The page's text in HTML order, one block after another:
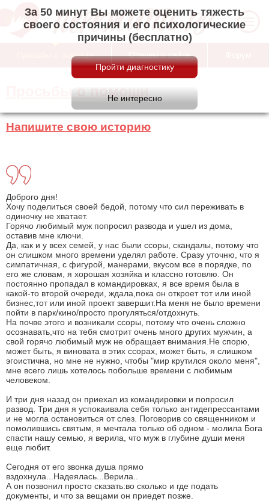
За 50 минут Вы можете оценить тяжесть
своего состояния и его психологические
причины (бесплатно)
Просьбы о помощи Отзывы о сайте
Просьбы о помощи
Напишите свою историю
Доброго дня!
Хочу поделиться своей бедой, потому что сил переживать в
одиночку не хватает.
Горячо любимый муж попросил развода и ушел из дома,
оставив мне ключи.
Да, как и у всех семей, у нас были ссоры, скандалы, потому что
он слишком много времени уделял работе. Сразу уточню, что я
симпатичная, с фигурой, манерами, вкусом все в порядке, по
его же словам, я хорошая хозяйка и классно готовлю. Он
постоянно пропадал в командировках, я все время была в
какой-то второй очереди, ждала,пока он откроет тот или иной
бизнес,тот или иной проект завершит.На меня не было времени
пойти в парк/кино/просто прогуляться/отдохнуть.
На почве этого и возникали ссоры, потому что очень сложно
осознавать,что на тебя смотрит очень много других мужчин, а
свой горячо любимый муж не обращает внимания.Не спорю,
может быть, я виновата в этих ссорах, может быть, я слишком
эгоистична, но мне не нужно, чтобы "мир крутился около меня",
мне всего лишь хотелось побольше времени с любимым
человеком.
И три дня назад он приехал из командировки и попросил
развод. Три дня я успокаивала себя только антидепрессантами
и не могла остановиться от слез. Поговорив со священником и
помолившись святым, я мечтала только об одном - молила Бога
спасти нашу семью, я верила, что муж в глубине души меня
еще любит.
Сегодня от его звонка душа прямо
вздохнула...Надеялась...Верила..
А он позвонил просто сказать:во сколько и где подать
документы, и что за вещами он приедет позже.